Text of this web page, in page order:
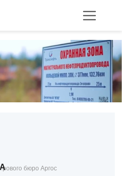
бюро Аргос